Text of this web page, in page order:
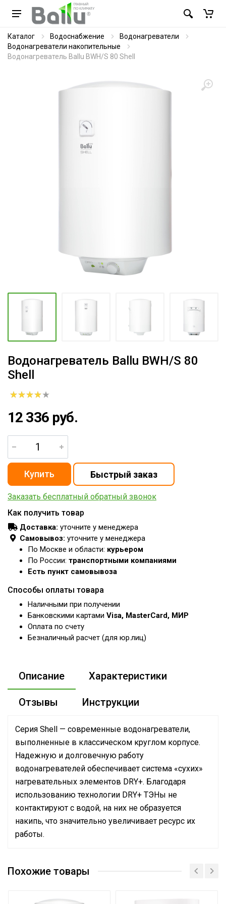
Каталог Водоснабжение
Водонагреватели
Водонагреватели накопительные
Водонагреватель Ballu BWH/S 80 Shell
Водонагреватель Ballu BWH/S 80
Shell
12 336 руб.
Заказать бесплатный обратный звонок
Как получить товар
Доставка: уточните у менеджера
Самовывоз: уточните у менеджера
По Москве и области: курьером
По России: транспортными компаниями
Есть пункт самовывоза
Способы оплаты товара
Наличными при получении
Банковскими картами Visa, MasterCard, МИР
Оплата по счету
Безналичный расчет (для юр.лиц)
Описание Характеристики
Отзывы Инструкции
Серия Shell — современные водонагреватели,
выполненные в классическом круглом корпусе.
Надежную и долговечную работу
водонагревателей обеспечивает система «сухих»
нагревательных элементов DRY+. Благодаря
использованию технологии DRY+ ТЭНы не
контактируют с водой, на них не образуется
накипь, что значительно увеличивает ресурс их
работы.
нагревательных
Режим Smart Memory
Сертификат
Похожие товары